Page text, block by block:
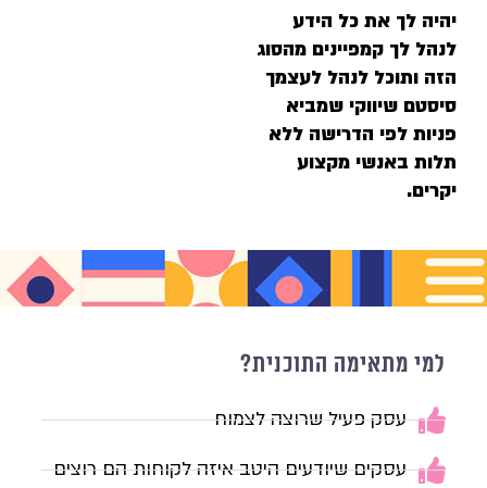
לך את כל הידע
לך קמפיינים מהסוג
ותוכל לנהל לעצמך
שיווקי שמביא
לפי הדרישה ללא
באנשי מקצוע
למי מתאימה התוכנית?
עסק פעיל שרוצה לצמוח
עסקים שיודעים היטב איזה לקוחות הם רוצים